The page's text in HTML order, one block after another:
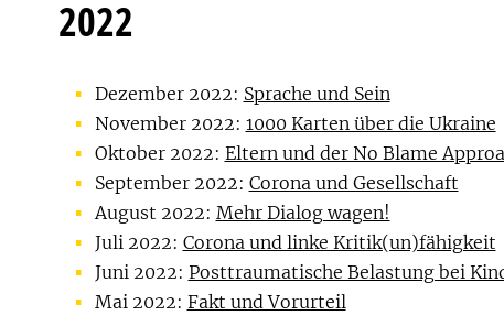
2022
Dezember 2022: Sprache und Sein
November 2022: 1000 Karten über die Ukraine
Oktober 2022: Eltern und der No Blame
September 2022: Corona und Gesellschaft
August 2022: Mehr Dialog wagen!
Juli 2022: Corona und linke Kritik(un)fähigkeit
Juni 2022: Posttraumatische Belastung bei
Mai 2022: Fakt und Vorurteil